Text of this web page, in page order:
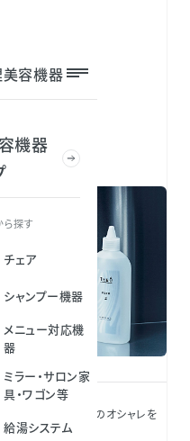
容機器
機器
ら探す
チェア
シャンプー機器
メニュー対応機
器
ミラー・サロン家
具・ワゴン等
給湯システム
グイン
パーマの瞬発力で男のオシャレを
加速